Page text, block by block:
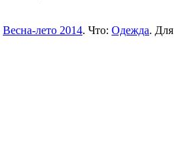
Весна-лето 2014. Что: Одежда. Для